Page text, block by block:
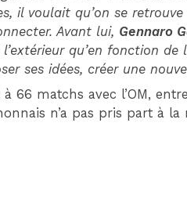
il voulait qu’on se retrouve
Avant lui, Gennaro
qu’en fonction de
ses idées, créer une
66 matchs avec l’OM,
n’a pas pris part à